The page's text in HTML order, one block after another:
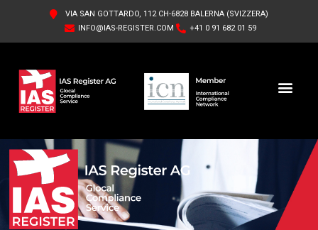
VIA SAN GOTTARDO, 112 CH-6828 BALERNA (SVIZZERA)
INFO@IAS-REGISTER.COM
+41 0 91 682 01 59